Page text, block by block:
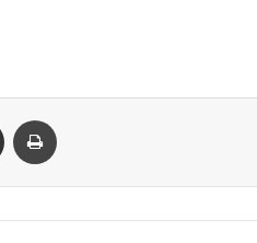
Share via Email